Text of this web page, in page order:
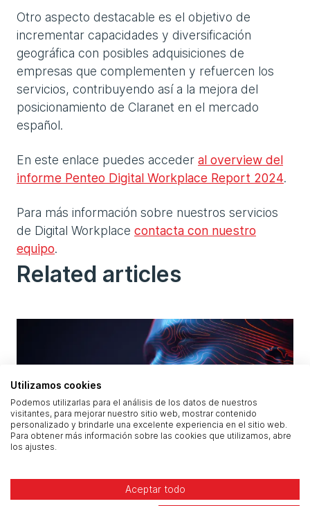
Otro aspecto destacable es el objetivo de
incrementar capacidades y diversificación
geográfica con posibles adquisiciones de
empresas que complementen y refuercen los
servicios, contribuyendo así a la mejora del
posicionamiento de Claranet en el mercado
español.
En este enlace puedes acceder al overview del
informe Penteo Digital Workplace Report 2024.
Para más información sobre nuestros servicios
de Digital Workplace contacta con nuestro
equipo.
Related articles
Copilot y la IA en el entorno de trabajo:
beneficios, retos y cómo prepararse
Utilizamos cookies
Podemos utilizarlas para el análisis de los datos de nuestros
visitantes, para mejorar nuestro sitio web, mostrar contenido
personalizado y brindarle una excelente experiencia en el sitio web.
Para obtener más información sobre las cookies que utilizamos, abre
los ajustes.
Aceptar todo